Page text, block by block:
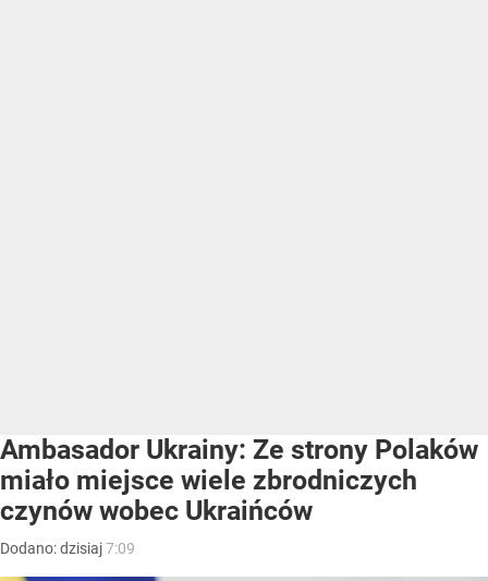
Ambasador Ukrainy: Ze strony Polaków
miało miejsce wiele zbrodniczych
czynów wobec Ukraińców
Dodano:dzisiaj7:09